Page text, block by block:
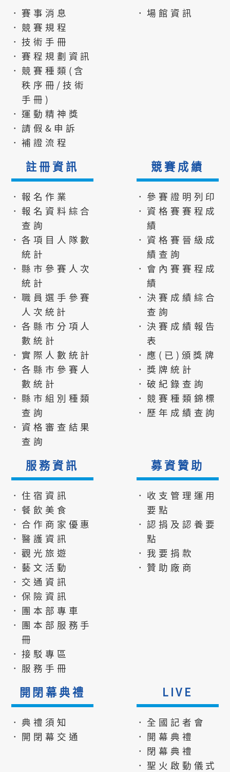
．賽事消息
．競賽規程
．技術手冊
．賽程規劃資訊
．競賽種類(含
秩序冊/技術
手冊)
．運動精神獎
．請假&申訴
．補證流程
．場館資訊
註冊資訊
．報名作業
．報名資料綜合
查詢
．各項目人隊數
統計
．縣市參賽人次
統計
．職員選手參賽
人次統計
．各縣市分項人
數統計
．實際人數統計
．各縣市參賽人
數統計
．縣市組別種類
查詢
．資格審查結果
查詢
競賽成績
．參賽證明列印
．資格賽賽程成
績
．資格賽晉級成
績查詢
．會內賽賽程成
績
．決賽成績綜合
查詢
．決賽成績報告
表
．應(已)頒獎牌
．獎牌統計
．破紀錄查詢
．競賽種類錦標
．歷年成績查詢
服務資訊
．住宿資訊
．餐飲美食
．合作商家優惠
．醫護資訊
．觀光旅遊
．藝文活動
．交通資訊
．保險資訊
．團本部專車
．團本部服務手
冊
．接駁專區
．服務手冊
募資贊助
．收支管理運用
要點
．認捐及認養要
點
．我要捐款
．贊助廠商
開閉幕典禮
．典禮須知
．開閉幕交通
LIVE
．全國記者會
．開幕典禮
．閉幕典禮
．聖火啟動儀式